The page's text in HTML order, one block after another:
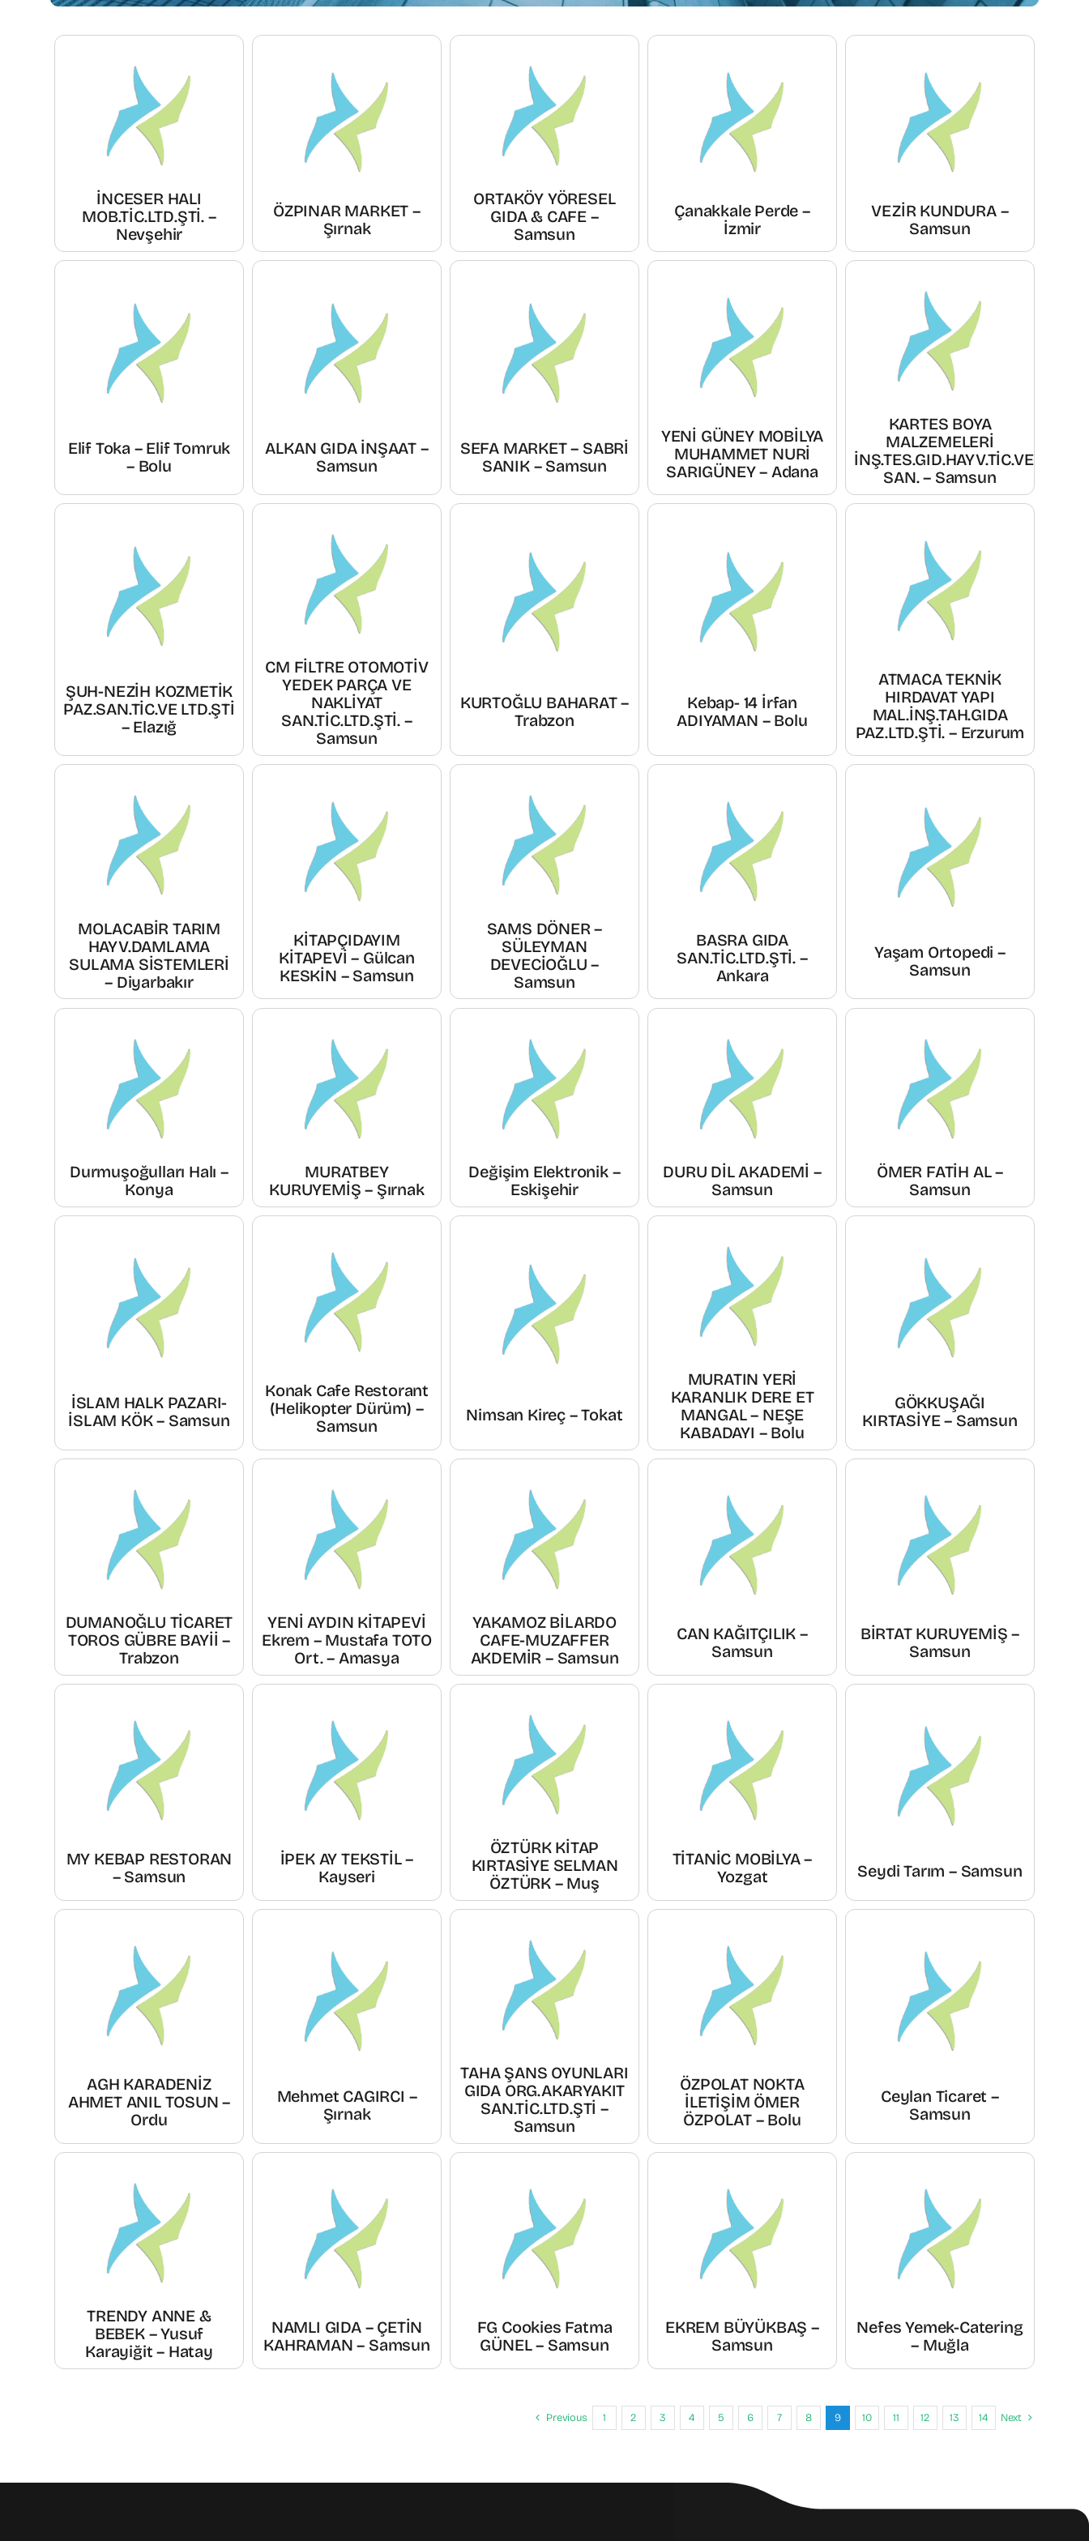
İNCESER HALI
MOB.TİC.LTD.ŞTİ. –
Nevşehir
ÖZPINAR MARKET –
Şırnak
ORTAKÖY YÖRESEL
GIDA & CAFE –
Samsun
Çanakkale Perde –
İzmir
VEZİR KUNDURA –
Samsun
Elif Toka – Elif Tomruk
– Bolu
ALKAN GIDA İNŞAAT –
Samsun
SEFA MARKET – SABRİ
SANIK – Samsun
YENİ GÜNEY MOBİLYA
MUHAMMET NURİ
SARIGÜNEY – Adana
KARTES BOYA
MALZEMELERİ
İNŞ.TES.GID.HAYV.TİC.VE
SAN. – Samsun
ŞUH-NEZİH KOZMETİK
PAZ.SAN.TİC.VE LTD.ŞTİ
– Elazığ
CM FİLTRE OTOMOTİV
YEDEK PARÇA VE
NAKLİYAT
SAN.TİC.LTD.ŞTİ. –
Samsun
KURTOĞLU BAHARAT –
Trabzon
Kebap- 14 İrfan
ADIYAMAN – Bolu
ATMACA TEKNİK
HIRDAVAT YAPI
MAL.İNŞ.TAH.GIDA
PAZ.LTD.ŞTİ. – Erzurum
MOLACABİR TARIM
HAYV.DAMLAMA
SULAMA SİSTEMLERİ
– Diyarbakır
KİTAPÇIDAYIM
KİTAPEVİ – Gülcan
KESKİN – Samsun
SAMS DÖNER –
SÜLEYMAN
DEVECİOĞLU –
Samsun
BASRA GIDA
SAN.TİC.LTD.ŞTİ. –
Ankara
Yaşam Ortopedi –
Samsun
Durmuşoğulları Halı –
Konya
MURATBEY
KURUYEMİŞ – Şırnak
Değişim Elektronik –
Eskişehir
DURU DİL AKADEMİ –
Samsun
ÖMER FATİH AL –
Samsun
İSLAM HALK PAZARI-
İSLAM KÖK – Samsun
Konak Cafe Restorant
(Helikopter Dürüm) –
Samsun
Nimsan Kireç – Tokat
MURATIN YERİ
KARANLIK DERE ET
MANGAL – NEŞE
KABADAYI – Bolu
GÖKKUŞAĞI
KIRTASİYE – Samsun
DUMANOĞLU TİCARET
TOROS GÜBRE BAYİİ –
Trabzon
YENİ AYDIN KİTAPEVİ
Ekrem – Mustafa TOTO
Ort. – Amasya
YAKAMOZ BİLARDO
CAFE-MUZAFFER
AKDEMİR – Samsun
CAN KAĞITÇILIK –
Samsun
BİRTAT KURUYEMİŞ –
Samsun
MY KEBAP RESTORAN
– Samsun
İPEK AY TEKSTİL –
Kayseri
ÖZTÜRK KİTAP
KIRTASİYE SELMAN
ÖZTÜRK – Muş
TİTANİC MOBİLYA –
Yozgat
Seydi Tarım – Samsun
AGH KARADENİZ
AHMET ANIL TOSUN –
Ordu
Mehmet CAGIRCI –
Şırnak
TAHA ŞANS OYUNLARI
GIDA ORG.AKARYAKIT
SAN.TİC.LTD.ŞTİ –
Samsun
ÖZPOLAT NOKTA
İLETİŞİM ÖMER
ÖZPOLAT – Bolu
Ceylan Ticaret –
Samsun
TRENDY ANNE &
BEBEK – Yusuf
Karayiğit – Hatay
NAMLI GIDA – ÇETİN
KAHRAMAN – Samsun
FG Cookies Fatma
GÜNEL – Samsun
EKREM BÜYÜKBAŞ –
Samsun
Nefes Yemek-Catering
– Muğla
Previous 1 2 3 4 5 6 7 8 9 10 11 12 13 14 Next